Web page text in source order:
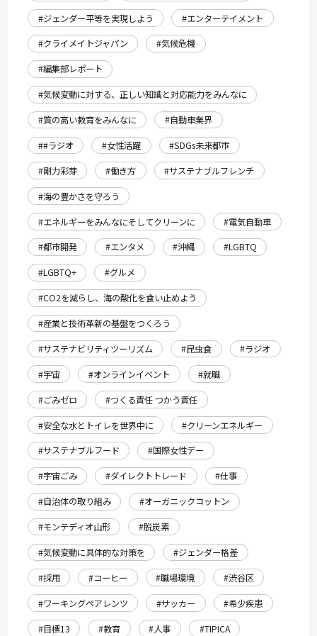
#ジェンダー平等を実現しよう
#エンターテイメント
#クライメイトジャパン
#気候危機
#編集部レポート
#気候変動に対する、正しい知識と対応能力をみんなに
#質の高い教育をみんなに
#自動車業界
##ラジオ
#女性活躍
#SDGs未来都市
#剛力彩芽
#働き方
#サステナブルフレンチ
#海の豊かさを守ろう
#エネルギーをみんなにそしてクリーンに
#電気自動車
#都市開発
#エンタメ #沖縄
#LGBTQ
#LGBTQ+
#グルメ
#CO2を減らし、海の酸化を食い止めよう
#産業と技術革新の基盤をつくろう
#サステナビリティツーリズム
#昆虫食
#ラジオ
#宇宙
#オンラインイベント
#就職
#ごみゼロ
#つくる責任 つかう責任
#安全な水とトイレを世界中に
#クリーンエネルギー
#サステナブルフード
#国際女性デー
#宇宙ごみ
#ダイレクトトレード
#仕事
#自治体の取り組み
#オーガニックコットン
#モンテディオ山形
#脱炭素
#気候変動に具体的な対策を
#ジェンダー格差
#採用
#コーヒー #職場環境
#渋谷区
#ワーキングペアレンツ
#サッカー
#希少疾患
#目標13
#教育 #人事
#TIPICA